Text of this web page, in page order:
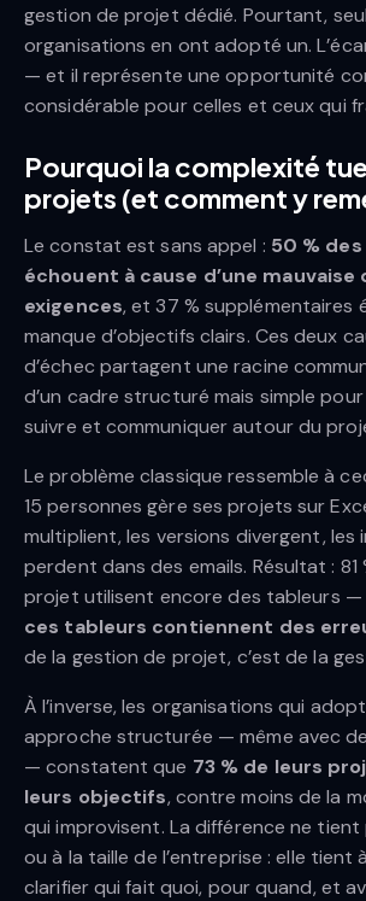
gestion de projet dédié. Pourtant,
organisations en ont adopté un.
— et il représente une opportunité
considérable pour celles et ceux qui
Pourquoi la complexité
projets (et comment y
Le constat est sans appel : 50 %
échouent à cause d’une
exigences, et 37 % supplémentaires
manque d’objectifs clairs. Ces deux
d’échec partagent une racine
d’un cadre structuré mais simple
suivre et communiquer autour du
Le problème classique ressemble à
15 personnes gère ses projets sur
multiplient, les versions divergent, les
perdent dans des emails. Résultat : 81
projet utilisent encore des tableurs —
ces tableurs contiennent des
de la gestion de projet, c’est de la
À l’inverse, les organisations qui
approche structurée — même avec
— constatent que 73 % de leurs
leurs objectifs, contre moins de la
qui improvisent. La différence ne
ou à la taille de l’entreprise : elle tient
clarifier qui fait quoi, pour quand, et